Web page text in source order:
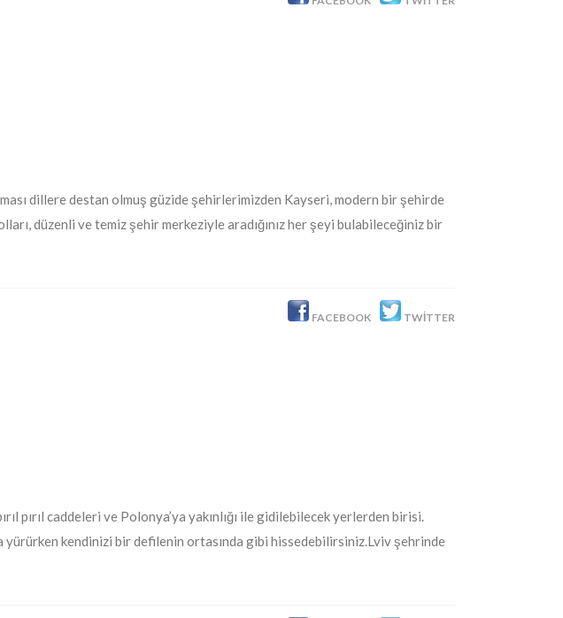
dillere destan olmuş güzide şehirlerimizden Kayseri, modern bir şehirde
düzenli ve temiz şehir merkeziyle aradığınız her şeyi bulabileceğiniz bir
FACEBOOK TWITTER
pırıl caddeleri ve Polonya’ya yakınlığı ile gidilebilecek yerlerden birisi.
yürürken kendinizi bir defilenin ortasında gibi hissedebilirsiniz.Lviv şehrinde